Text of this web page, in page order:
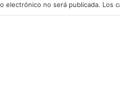
electrónico no será publicada. Los